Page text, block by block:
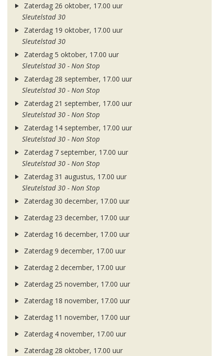
Zaterdag 26 oktober, 17.00 uur
Sleutelstad 30
Zaterdag 19 oktober, 17.00 uur
Sleutelstad 30
Zaterdag 5 oktober, 17.00 uur
Sleutelstad 30 - Non Stop
Zaterdag 28 september, 17.00 uur
Sleutelstad 30 - Non Stop
Zaterdag 21 september, 17.00 uur
Sleutelstad 30 - Non Stop
Zaterdag 14 september, 17.00 uur
Sleutelstad 30 - Non Stop
Zaterdag 7 september, 17.00 uur
Sleutelstad 30 - Non Stop
Zaterdag 31 augustus, 17.00 uur
Sleutelstad 30 - Non Stop
Zaterdag 30 december, 17.00 uur
Zaterdag 23 december, 17.00 uur
Zaterdag 16 december, 17.00 uur
Zaterdag 9 december, 17.00 uur
Zaterdag 2 december, 17.00 uur
Zaterdag 25 november, 17.00 uur
Zaterdag 18 november, 17.00 uur
Zaterdag 11 november, 17.00 uur
Zaterdag 4 november, 17.00 uur
Zaterdag 28 oktober, 17.00 uur